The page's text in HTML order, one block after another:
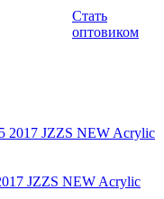
Стать
оптовиком
JZZS NEW Acrylic